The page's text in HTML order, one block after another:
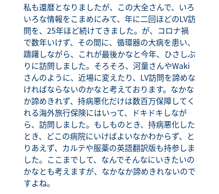
私も還暦となりましたが、この大全さんで、いろ
いろな情報をこまめにみて、年に二回ほどのLV訪
問を、25年ほど続けてきました。が、コロナ禍
で数年いけず、その間に、循環器の大病を患い、
躊躇しながら、これが最後かなと今年、ひさしぶ
りに訪問しました。そろそろ、河童さんやWaki
さんのように、近場に変えたり、LV訪問を諦めな
ければならないのかなと考えております。なかな
か諦めきれず、持病悪化だけは数百万保障してく
れる海外旅行保険にはいって、ドキドキしなが
ら、訪問しました。もしものとき、持病悪化した
とき、どこの病院にいけばよいなかわからず、と
りあえず、カルテや服薬の英語翻訳版も持参しま
した。ここまでして、なんでそんなにいきたいの
かなとも考えますが、なかなか諦めきれないので
すよね。